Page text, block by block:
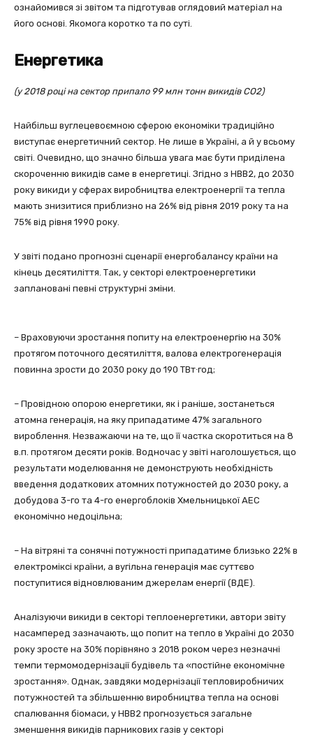
ознайомився зі звітом та підготував оглядовий матеріал на
його основі. Якомога коротко та по суті.
Енергетика
(у 2018 році на сектор припало 99 млн тонн викидів СО2)
Найбільш вуглецевоємною сферою економіки традиційно
виступає енергетичний сектор. Не лише в Україні, а й у всьому
світі. Очевидно, що значно більша увага має бути приділена
скороченню викидів саме в енергетиці. Згідно з НВВ2, до 2030
року викиди у сферах виробництва електроенергії та тепла
мають знизитися приблизно на 26% від рівня 2019 року та на
75% від рівня 1990 року.
У звіті подано прогнозні сценарії енергобалансу країни на
кінець десятиліття. Так, у секторі електроенергетики
заплановані певні структурні зміни.
– Враховуючи зростання попиту на електроенергію на 30%
протягом поточного десятиліття, валова електрогенерація
повинна зрости до 2030 року до 190 ТВт∙год;
– Провідною опорою енергетики, як і раніше, зостанеться
атомна генерація, на яку припадатиме 47% загального
вироблення. Незважаючи на те, що її частка скоротиться на 8
в.п. протягом десяти років. Водночас у звіті наголошується, що
результати моделювання не демонструють необхідність
введення додаткових атомних потужностей до 2030 року, а
добудова 3-го та 4-го енергоблоків Хмельницької АЕС
економічно недоцільна;
– На вітряні та сонячні потужності припадатиме близько 22% в
електроміксі країни, а вугільна генерація має суттєво
поступитися відновлюваним джерелам енергії (ВДЕ).
Аналізуючи викиди в секторі теплоенергетики, автори звіту
насамперед зазначають, що попит на тепло в Україні до 2030
року зросте на 30% порівняно з 2018 роком через незначні
темпи термомодернізації будівель та «постійне економічне
зростання». Однак, завдяки модернізації тепловиробничих
потужностей та збільшенню виробництва тепла на основі
спалювання біомаси, у НВВ2 прогнозується загальне
зменшення викидів парникових газів у секторі